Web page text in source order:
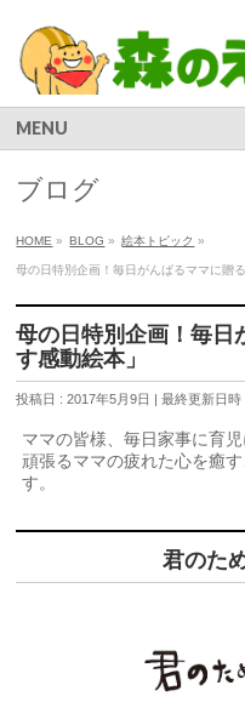
MENU
ブログ
HOME » BLOG » 絵本トピック »
母の日特別企画！毎日がんばるママに贈
母の日特別企画！毎日
す感動絵本」
投稿日 : 2017年5月9日 最終更新日時
ママの皆様、毎日家事に育
頑張るママの疲れた心を癒
す。
君のた